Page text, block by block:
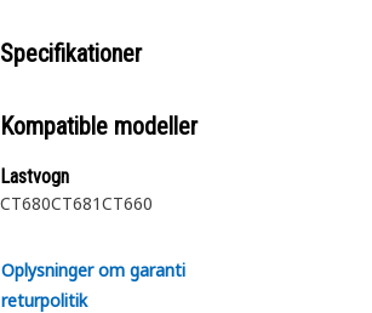
Specifikationer
Kompatible modeller
Lastvogn
CT680CT681CT660
Oplysninger om garanti
returpolitik